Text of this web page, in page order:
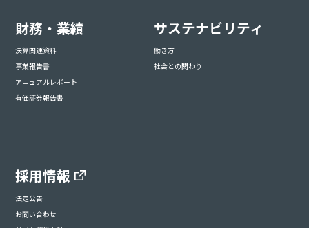
財務・業績
決算関連資料
事業報告書
アニュアルレポート
有価証券報告書
サステナビリティ
働き方
社会との関わり
採用情報
法定公告
お問い合わせ